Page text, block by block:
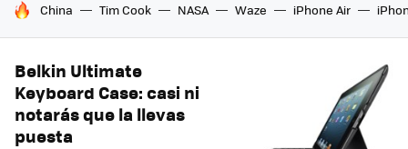
HOY SE HABLA DE
China Tim Cook NASA Waze iPhone Air
Belkin Ultimate
Keyboard Case: casi ni
notarás que la llevas
puesta